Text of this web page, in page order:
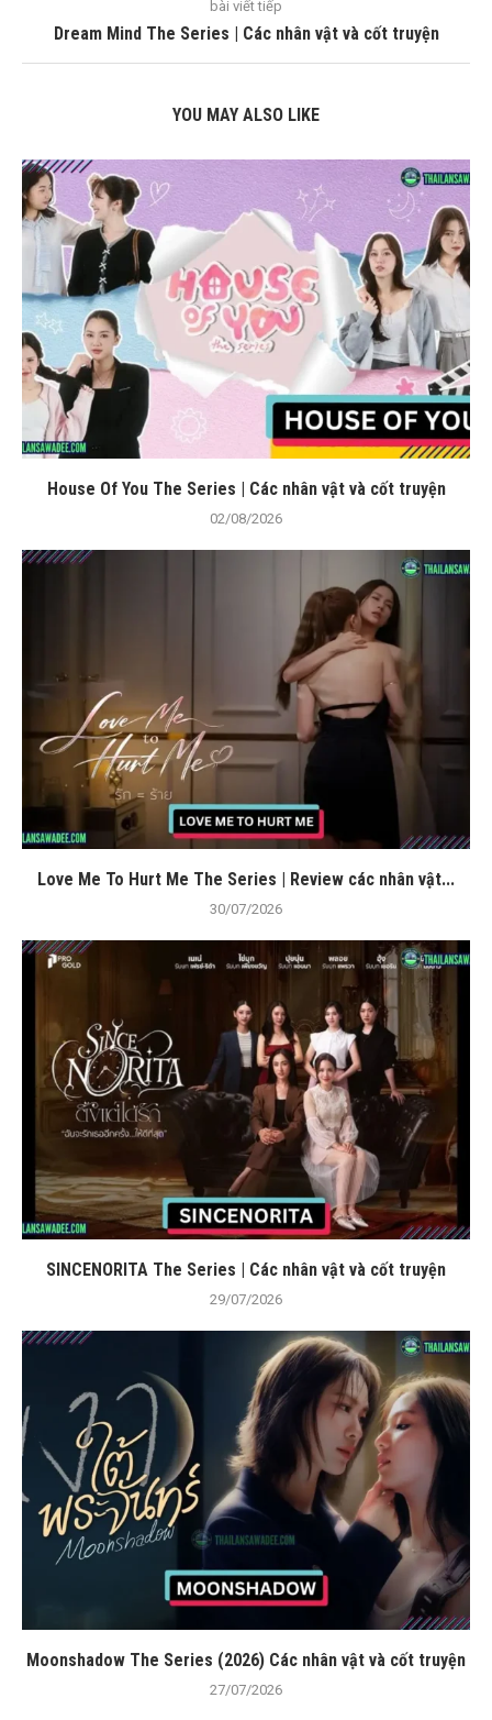
bài viết tiếp
Dream Mind The Series | Các nhân vật và cốt truyện
YOU MAY ALSO LIKE
House Of You The Series | Các nhân vật và cốt truyện
02/08/2026
Love Me To Hurt Me The Series | Review các nhân vật...
30/07/2026
SINCENORITA The Series | Các nhân vật và cốt truyện
29/07/2026
Moonshadow The Series (2026) Các nhân vật và cốt truyện
27/07/2026